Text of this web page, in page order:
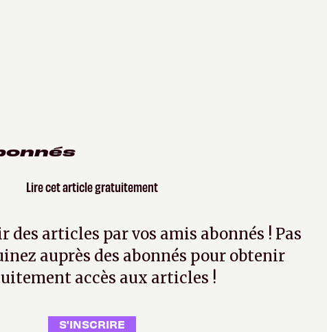
Lire cet article gratuitement
des articles par vos amis abonnés ! Pas
auprès des abonnés pour obtenir
accès aux articles !
S'INSCRIRE